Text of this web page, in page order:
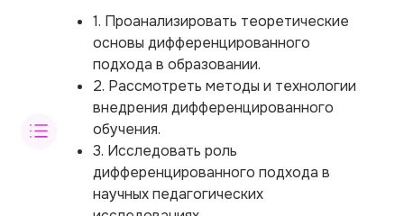
1. Проанализировать теоретические
основы дифференцированного
подхода в образовании.
2. Рассмотреть методы и технологии
внедрения дифференцированного
обучения.
3. Исследовать роль
дифференцированного подхода в
научных педагогических